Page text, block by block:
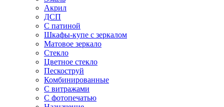
Акрил
ДСП
С патиной
Шкафы-купе с зеркалом
Матовое зеркало
Стекло
Цветное стекло
Пескоструй
Комбинированные
С витражами
С фотопечатью